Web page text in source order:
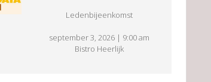
Ledenbijeenkomst
september 3, 2026 | 9:00 am
Bistro Heerlijk